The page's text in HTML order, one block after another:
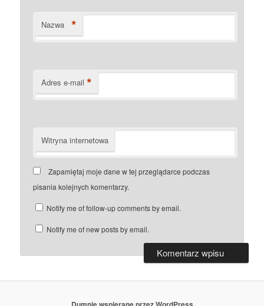
Nazwa *
Adres e-mail *
Witryna internetowa
Zapamiętaj moje dane w tej przeglądarce podczas
pisania kolejnych komentarzy.
Notify me of follow-up comments by email.
Notify me of new posts by email.